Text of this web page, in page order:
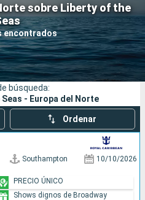
sobre Liberty of the
encontrados
Compañías
Buscar
búsqueda:
- Europa del Norte
Ordenar
Southampton 10/10/2026
PRECIO ÚNICO
Shows dignos de Broadway